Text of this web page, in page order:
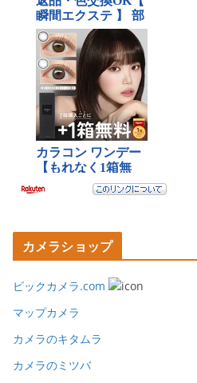
カメラショップ
ビックカメラ.com
マップカメラ
カメラのキタムラ
カメラのミツバ